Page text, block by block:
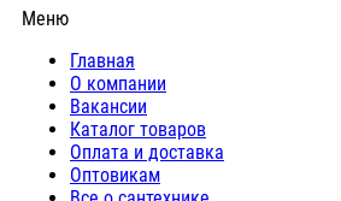
Меню
Главная
О компании
Вакансии
Каталог товаров
Оплата и доставка
Оптовикам